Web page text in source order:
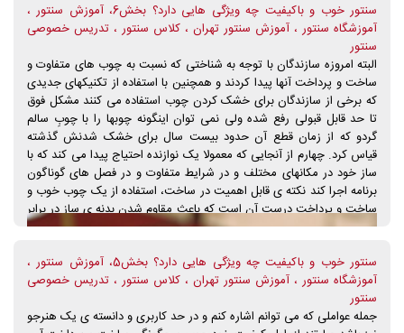
کاری باشید ، شما خیلی سریع تر و خیلی بهتر یادمیگیرید و میتوانید نوازنده
پیانو شوید .
سنتور خوب و باکیفیت چه ویژگی هایی دارد؟ بخش6، آموزش سنتور ،
آموزشگاه سنتور ، آموزش سنتور تهران ، کلاس سنتور ، تدریس خصوصی
سنتور
البته امروزه سازندگان با توجه به شناختی که نسبت به چوب های متفاوت و
ساخت و پرداخت آنها پیدا کردند و همچنین با استفاده از تکنیکهای جدیدی
که برخی از سازندگان برای خشک کردن چوب استفاده می کنند مشکل فوق
تا حد قابل قبولی رفع شده ولی نمی توان اینگونه چوبها را با چوبِ سالم
گردو که از زمان قطع آن حدود بیست سال برای خشک شدنش گذشته
قیاس کرد. چهارم از آنجایی که معمولا یک نوازنده احتیاج پیدا می کند که با
ساز خود در مکانهای مختلف و در شرایط متفاوت و در فصل های گوناگون
برنامه اجرا کند نکته ی قابل اهمیت در ساخت، استفاده از یک چوب خوب و
ساخت و پرداخت درست آن است که باعث مقاوم شدن بدنه ی ساز در برابر
ناملایمتهای طبیعی شود. مقاومت در برابر مسائلی چون گرما، سرما،
هنگام حمل ساز). استثناعاتی نیز وجود دارد. در موارد نادری دیده می شود
سنتوری که در آن از چوب خوبی استفاده شده باشد و حتا اگر از لحاظ
مهندسی و کیفیت مواد به کار رفته در آن از درجه مرغوبیت متوسطی هم
استفاده نشده باشد با این حال صدای ساز، مطلوب و استاندارد است گاهی
سنتور خوب و باکیفیت چه ویژگی هایی دارد؟ بخش5، آموزش سنتور ،
آموزشگاه سنتور ، آموزش سنتور تهران ، کلاس سنتور ، تدریس خصوصی
سنتور
جمله عواملی که می توانم اشاره کنم و در حد کاربری و دانسته ی یک هنرجو